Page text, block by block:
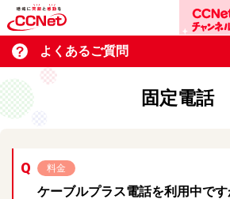
よくあるご質問
固定電話
料金
ケーブルプラス電話を利用中で